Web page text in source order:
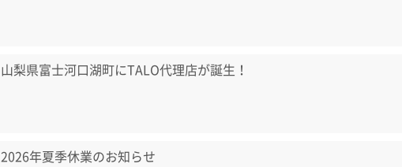
山梨県富士河口湖町にTALO代理店が誕生！
2026年夏季休業のお知らせ